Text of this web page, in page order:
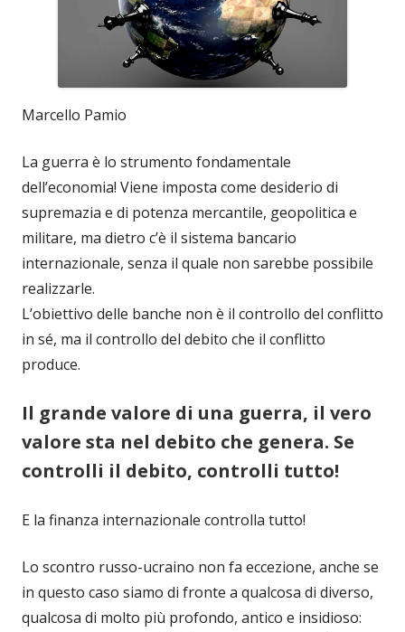
Marcello Pamio
La guerra è lo strumento fondamentale
dell’economia! Viene imposta come desiderio di
supremazia e di potenza mercantile, geopolitica e
militare, ma dietro c’è il sistema bancario
internazionale, senza il quale non sarebbe possibile
realizzarle.
L’obiettivo delle banche non è il controllo del conflitto
in sé, ma il controllo del debito che il conflitto
produce.
Il grande valore di una guerra, il vero
valore sta nel debito che genera. Se
controlli il debito, controlli tutto!
E la finanza internazionale controlla tutto!
Lo scontro russo-ucraino non fa eccezione, anche se
in questo caso siamo di fronte a qualcosa di diverso,
qualcosa di molto più profondo, antico e insidioso: